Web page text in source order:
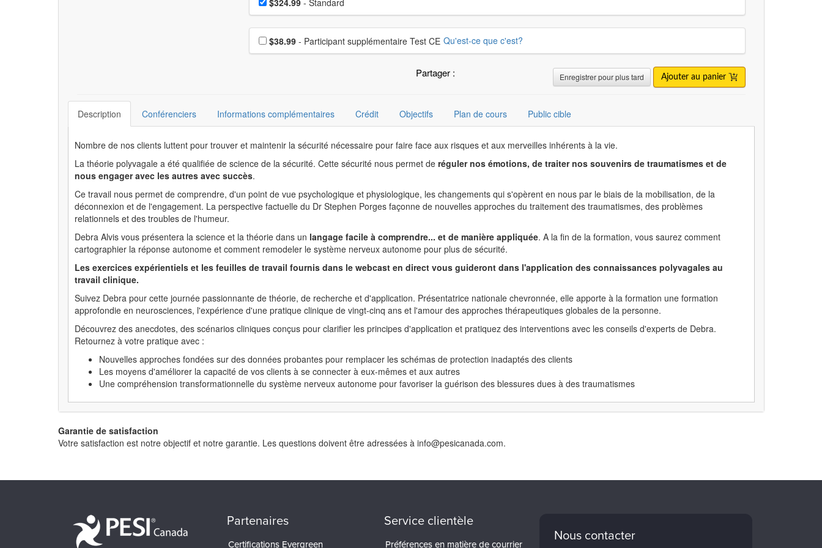
$324.99- Standard
Choisissez un prix supplémentaire
$38.99 - Participant supplémentaire Test CE Qu'est-ce que c'est?
Partager : Enregistrer pour plus tard Ajouter au panier
Description Conférenciers Informations complémentaires Crédit Objectifs Plan de cours Public cible
Nombre de nos clients luttent pour trouver et maintenir la sécurité nécessaire pour faire face aux risques et aux merveilles inhérents à la vie.
La théorie polyvagale a été qualifiée de science de la sécurité. Cette sécurité nous permet de réguler nos émotions, de traiter nos souvenirs de traumatismes et de
nous engager avec les autres avec succès.
Ce travail nous permet de comprendre, d'un point de vue psychologique et physiologique, les changements qui s'opèrent en nous par le biais de la mobilisation, de la
déconnexion et de l'engagement. La perspective factuelle du Dr Stephen Porges façonne de nouvelles approches du traitement des traumatismes, des problèmes
relationnels et des troubles de l'humeur.
Debra Alvis vous présentera la science et la théorie dans un langage facile à comprendre... et de manière appliquée. A la fin de la formation, vous saurez comment
cartographier la réponse autonome et comment remodeler le système nerveux autonome pour plus de sécurité.
Les exercices expérientiels et les feuilles de travail fournis dans le webcast en direct vous guideront dans l'application des connaissances polyvagales au
travail clinique.
Suivez Debra pour cette journée passionnante de théorie, de recherche et d'application. Présentatrice nationale chevronnée, elle apporte à la formation une formation
approfondie en neurosciences, l'expérience d'une pratique clinique de vingt-cinq ans et l'amour des approches thérapeutiques globales de la personne.
Découvrez des anecdotes, des scénarios cliniques conçus pour clarifier les principes d'application et pratiquez des interventions avec les conseils d'experts de Debra.
Retournez à votre pratique avec :
Nouvelles approches fondées sur des données probantes pour remplacer les schémas de protection inadaptés des clients
Les moyens d'améliorer la capacité de vos clients à se connecter à eux-mêmes et aux autres
Une compréhension transformationnelle du système nerveux autonome pour favoriser la guérison des blessures dues à des traumatismes
Garantie de satisfaction
Votre satisfaction est notre objectif et notre garantie. Les questions doivent être adressées à info@pesicanada.com.
Partenaires
Certifications Evergreen
Service clientèle
Préférences en matière de courrier Nous contacter